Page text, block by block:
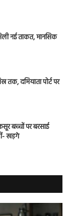
नई ताकत, मानसिक
तक, दमियाता पोर्ट पर
बच्चों पर बरसाई
खड़गे